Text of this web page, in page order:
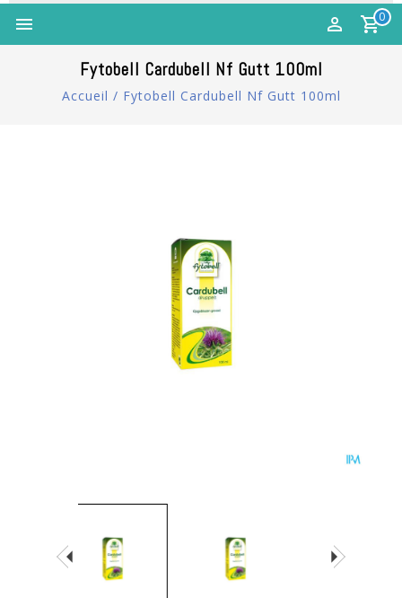
0
Fytobell Cardubell Nf Gutt 100ml
Accueil / Fytobell Cardubell Nf Gutt 100ml